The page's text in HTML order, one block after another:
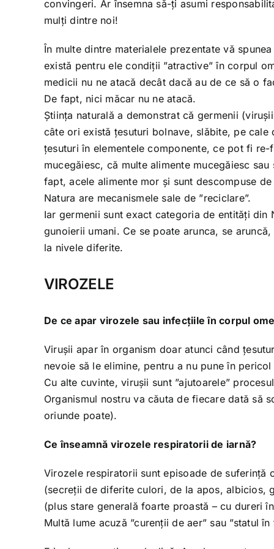
convingeri. Ar însemna să-ți asumi
mulți dintre noi!
În multe dintre materialele prezentate vă
există pentru ele condiții ”atractive” în corpul
medicii nu ne atacă decât dacă au de ce să o
De fapt, nici măcar nu ne atacă.
Știința naturală a demonstrat că germenii
câte ori există țesuturi bolnave, slăbite, pe
țesuturi în elementele componente, ce pot fi
mucegăiesc, că multe alimente mucegăiesc
fapt, acele alimente mor și sunt descompuse
Natura are mecanismele sale de ”reciclare”.
Iar germenii sunt exact categoria de entități din
gunoierii umani. Ce se poate arunca, se
la nivele diferite.
VIROZELE
De ce apar virozele sau infecțiile în corpul
Virușii apar în organism doar atunci când
nevoie să le elimine, pentru a nu pune în
Cu alte cuvinte, virușii sunt ”ajutoarele”
Organismul nostru va căuta de fiecare dată să
oriunde poate).
Ce înseamnă virozele respiratorii de iarnă?
Virozele respiratorii sunt episoade de suferință
(secreții de diferite culori, de la apos, albicios,
(plus stare generală foarte proastă – cu dureri
Multă lume acuză ”curenții de aer” sau ”statul